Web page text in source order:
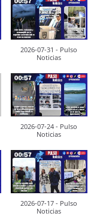
2026-07-31 - Pulso
Noticias
2026-07-24 - Pulso
Noticias
2026-07-17 - Pulso
Noticias